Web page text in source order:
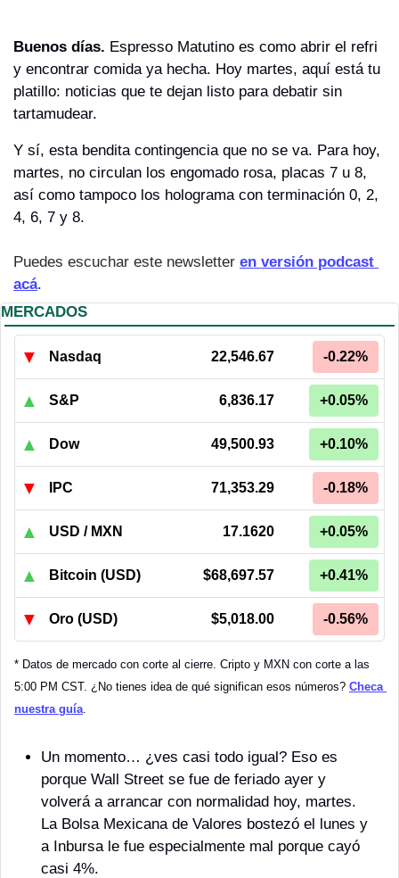
Buenos días. Espresso Matutino es como abrir el refri
y encontrar comida ya hecha. Hoy martes, aquí está tu
platillo: noticias que te dejan listo para debatir sin
tartamudear.
Y sí, esta bendita contingencia que no se va. Para hoy,
martes, no circulan los engomado rosa, placas 7 u 8,
así como tampoco los holograma con terminación 0, 2,
4, 6, 7 y 8.
Puedes escuchar este newsletter en versión podcast
acá.
MERCADOS
▼ Nasdaq 22,546.67 -0.22%
▲ S&P 6,836.17 +0.05%
▲ Dow 49,500.93 +0.10%
▼ IPC 71,353.29 -0.18%
▲ USD / MXN 17.1620 +0.05%
▲ Bitcoin (USD) $68,697.57 +0.41%
▼ Oro (USD) $5,018.00 -0.56%
* Datos de mercado con corte al cierre. Cripto y MXN con corte a las
5:00 PM CST. ¿No tienes idea de qué significan esos números? Checa
nuestra guía
Un momento… ¿ves casi todo igual? Eso es
porque Wall Street se fue de feriado ayer y
volverá a arrancar con normalidad hoy, martes.
La Bolsa Mexicana de Valores bostezó el lunes y
a Inbursa le fue especialmente mal porque cayó
casi 4%.